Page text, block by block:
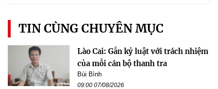
TIN CÙNG CHUYÊN MỤC
Lào Cai: Gắn kỷ luật với trách nhiệm
của mỗi cán bộ thanh tra
Bùi Bình
09:00 07/08/2026